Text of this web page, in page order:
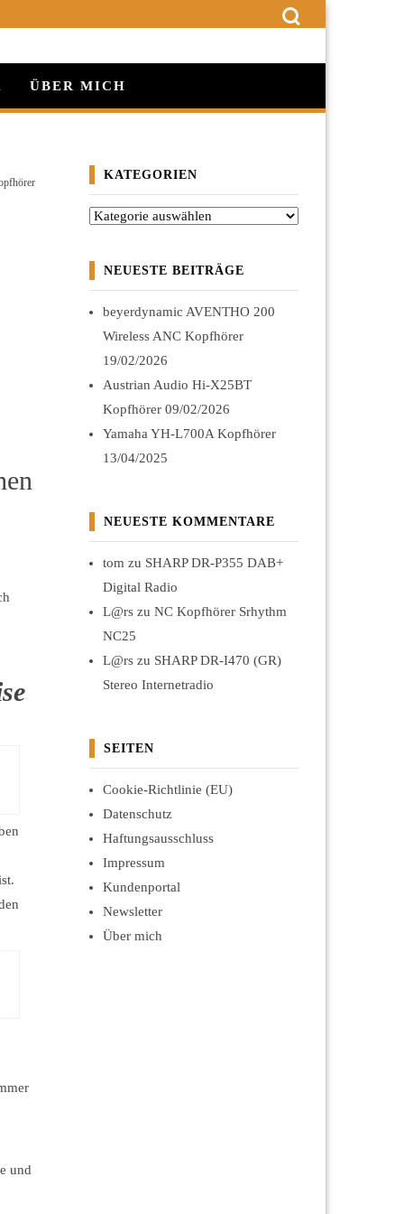
ÜBER MICH
und
KATEGORIEN
Kategorien
NEUESTE BEITRÄGE
beyerdynamic AVENTHO 200
Wireless ANC Kopfhörer
19/02/2026
Austrian Audio Hi-X25BT
Kopfhörer 09/02/2026
Yamaha YH-L700A Kopfhörer
13/04/2025
NEUESTE KOMMENTARE
tom zu SHARP DR-P355 DAB+
Digital Radio
L@rszu NC Kopfhörer Srhythm
NC25
L@rszu SHARP DR-I470 (GR)
Stereo Internetradio
SEITEN
Cookie-Richtlinie (EU)
Datenschutz
Haftungsausschluss
Impressum
Kundenportal
Newsletter
Über mich